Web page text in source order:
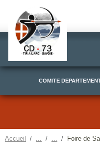
COMITE
Accueil Foire de
Panneau de gestion des